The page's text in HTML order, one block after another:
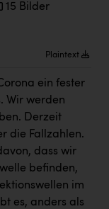
15 Bilder
Plaintext
ein fester
Wir werden
Derzeit
die Fallzahlen.
dass wir
befinden,
im
es, anders als